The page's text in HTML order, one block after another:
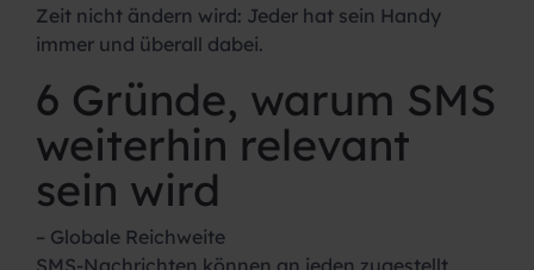
Zeit nicht ändern wird: Jeder hat sein Handy
immer und überall dabei.
6 Gründe, warum SMS
weiterhin relevant
sein wird
– Globale Reichweite
SMS-Nachrichten können an jeden zugestellt